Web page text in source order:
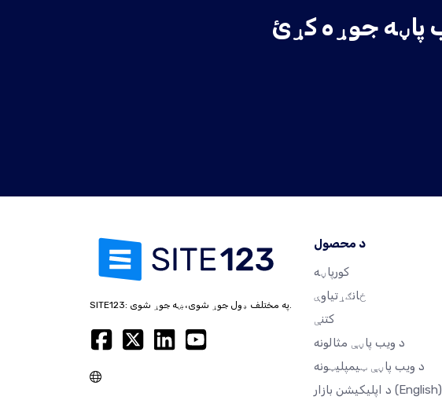
SITE123: په مختلف ډول جوړ شوی، ښه جوړ شوی.
د محصول
کورپاڼه
ځانګړتیاوې
کتنې
د ویب پاڼې مثالونه
د ویب پاڼې ټیمپلیټونه
(English)